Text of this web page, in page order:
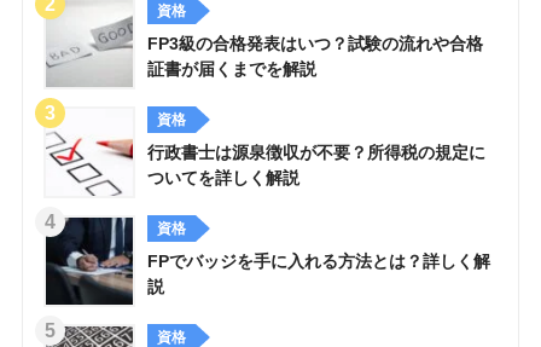
資格
FP3級の合格発表はいつ？試験の流れや合格
証書が届くまでを解説
資格
行政書士は源泉徴収が不要？所得税の規定に
ついてを詳しく解説
資格
FPでバッジを手に入れる方法とは？詳しく解
説
資格